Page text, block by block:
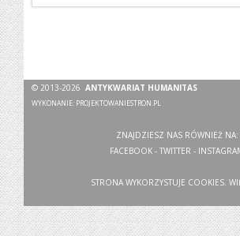
© 2013-2026ANTYKWARIAT HUMANITAS
WYKONANIE: PROJEKTOWANIESTRON.PL
ZNAJDZIESZ NAS RÓWNIEŻ NA:
FACEBOOK - TWITTER -
STRONA WYKORZYSTUJE COOKIES.